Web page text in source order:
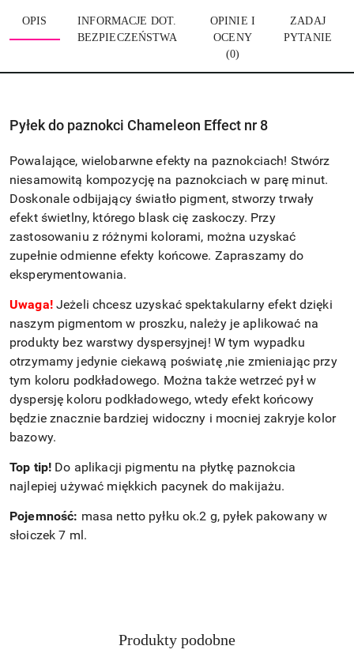
OPIS
INFORMACJE DOT.
BEZPIECZEŃSTWA
OPINIE I
OCENY
(0)
ZADAJ
PYTANIE
Pyłek do paznokci Chameleon Effect nr 8
Powalające, wielobarwne efekty na paznokciach! Stwórz
niesamowitą kompozycję na paznokciach w parę minut.
Doskonale odbijający światło pigment, stworzy trwały
efekt świetlny, którego blask cię zaskoczy. Przy
zastosowaniu z różnymi kolorami, można uzyskać
zupełnie odmienne efekty końcowe. Zapraszamy do
eksperymentowania.
Uwaga!Jeżeli chcesz uzyskać spektakularny efekt dzięki
naszym pigmentom w proszku, należy je aplikować na
produkty bez warstwy dyspersyjnej! W tym wypadku
otrzymamy jedynie ciekawą poświatę ,nie zmieniając przy
tym koloru podkładowego. Można także wetrzeć pył w
dyspersję koloru podkładowego, wtedy efekt końcowy
będzie znacznie bardziej widoczny i mocniej zakryje kolor
bazowy.
Top tip! Do aplikacji pigmentu na płytkę paznokcia
najlepiej używać miękkich pacynek do makijażu.
Pojemność: masa netto pyłku ok.2 g, pyłek pakowany w
słoiczek 7 ml.
Pomiń karuzelę produktów
Produkty
Produkty podobne